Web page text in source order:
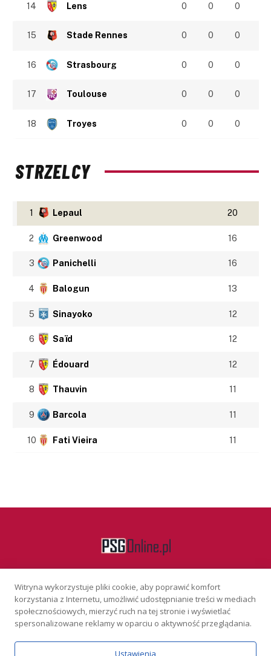
14 Lens 0 0 0
15 Stade Rennes 0 0 0
16 Strasbourg 0 0 0
17 Toulouse 0 0 0
18 Troyes 0 0 0
STRZELCY
1 Lepaul 20
2 Greenwood 16
3 Panichelli 16
4 Balogun 13
5 Sinayoko 12
6 Saïd 12
7 Édouard 12
8 Thauvin 11
9 Barcola 11
10 Fati Vieira 11
Facebook
KONTAKT REKLAMA POLITYKA PRYWATNOŚCI
Witryna wykorzystuje pliki cookie, aby poprawić komfort
korzystania z Internetu, umożliwić udostępnianie treści w mediach
społecznościowych, mierzyć ruch na tej stronie i wyświetlać
spersonalizowane reklamy w oparciu o aktywność przeglądania.
Ustawienia